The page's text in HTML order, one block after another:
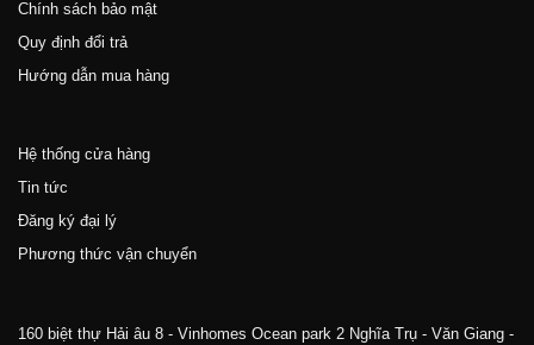
Chính sách bảo mật
Quy định đổi trả
Hướng dẫn mua hàng
Hệ thống cửa hàng
Tin tức
Đăng ký đại lý
Phương thức vận chuyển
160 biệt thự Hải âu 8 - Vinhomes Ocean park 2 Nghĩa Trụ - Văn Giang -